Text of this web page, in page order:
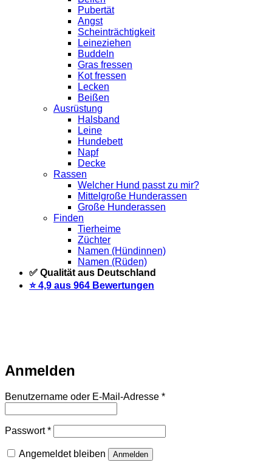
Pubertät
Angst
Scheinträchtigkeit
Leineziehen
Buddeln
Gras fressen
Kot fressen
Lecken
Beißen
Ausrüstung
Halsband
Leine
Hundebett
Napf
Decke
Rassen
Welcher Hund passt zu mir?
Mittelgroße Hunderassen
Große Hunderassen
Finden
Tierheime
Züchter
Namen (Hündinnen)
Namen (Rüden)
✅ Qualität aus Deutschland
⭐️ 4,9 aus 964 Bewertungen
Anmelden
Benutzername oder E-Mail-Adresse *Erforderlich
Passwort*Erforderlich
Angemeldet bleiben Anmelden